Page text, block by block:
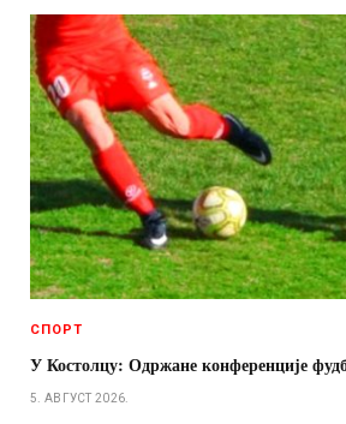
СПОРТ
У Костолцу: Одржане конференције
5. АВГУСТ 2026.